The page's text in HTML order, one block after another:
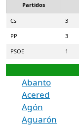
Partidos
Cs 3
PP 3
PSOE 1
Abanto
Acered
Agón
Aguarón